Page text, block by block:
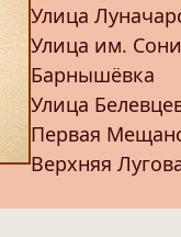
Улица
Улица им.
Барнышёвка
Улица
Первая
Верхняя